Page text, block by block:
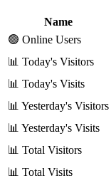
Name
🟢 Online Users
📊 Today's Visitors
📊 Today's Visits
📊 Yesterday's Visitors
📊 Yesterday's Visits
📊 Total Visitors
📊 Total Visits